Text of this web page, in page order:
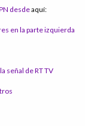
desdeaquí:
en la parte izquierda
señal de RT TV